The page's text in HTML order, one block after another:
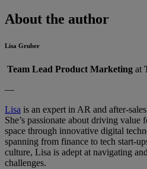
About the author
Lisa Gruber
Team Lead Product Marketing at
—
Lisa is an expert in AR and after-
She’s passionate about driving value
space through innovative digital
spanning from finance to tech start-
culture, Lisa is adept at navigating
challenges.